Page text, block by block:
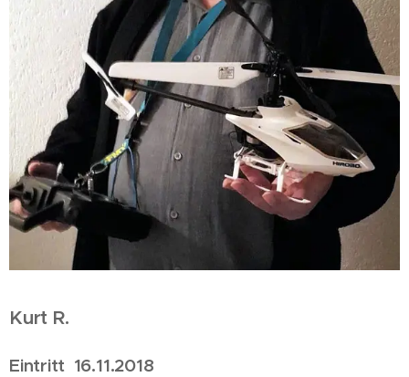
Kurt R.
Eintritt 16.11.2018